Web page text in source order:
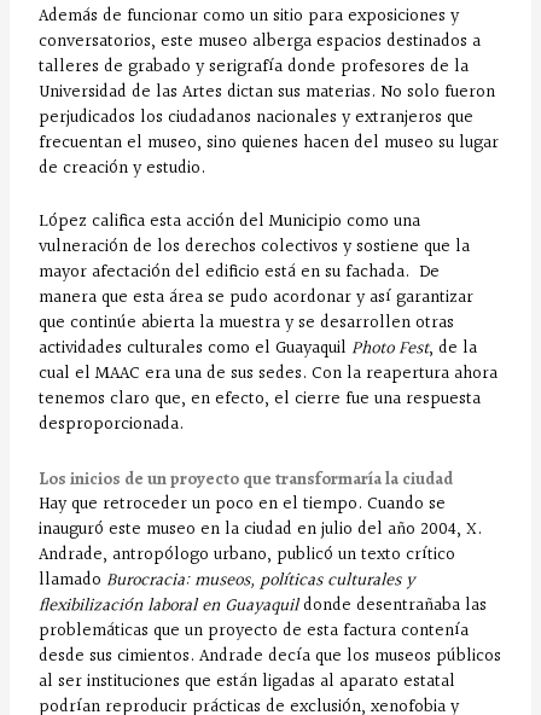
Además de funcionar como un sitio para exposiciones y
conversatorios, este museo alberga espacios destinados a
talleres de grabado y serigrafía donde profesores de la
Universidad de las Artes dictan sus materias. No solo fueron
perjudicados los ciudadanos nacionales y extranjeros que
frecuentan el museo, sino quienes hacen del museo su lugar
de creación y estudio.
López califica esta acción del Municipio como una
vulneración de los derechos colectivos y sostiene que la
mayor afectación del edificio está en su fachada. De
manera que esta área se pudo acordonar y así garantizar
que continúe abierta la muestra y se desarrollen otras
actividades culturales como el Guayaquil Photo Fest, de la
cual el MAAC era una de sus sedes. Con la reapertura ahora
tenemos claro que, en efecto, el cierre fue una respuesta
desproporcionada.
Los inicios de un proyecto que transformaría la ciudad
Hay que retroceder un poco en el tiempo. Cuando se
inauguró este museo en la ciudad en julio del año 2004, X.
Andrade, antropólogo urbano, publicó un texto crítico
llamado Burocracia: museos, políticas culturales y
flexibilización laboral en Guayaquildonde desentrañaba las
problemáticas que un proyecto de esta factura contenía
desde sus cimientos. Andrade decía que los museos públicos
al ser instituciones que están ligadas al aparato estatal
podrían reproducir prácticas de exclusión, xenofobia y